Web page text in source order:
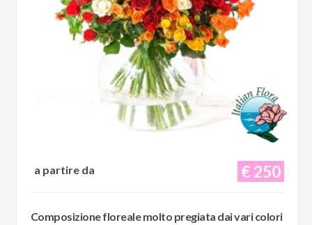
€ 250
a partire da
Composizione floreale molto pregiata dai vari colori